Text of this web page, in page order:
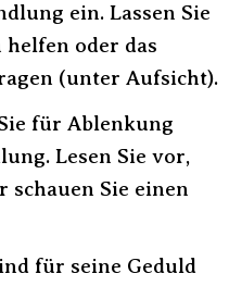
ein. Lassen Sie
helfen oder das
(unter Aufsicht).
für Ablenkung
Lesen Sie vor,
schauen Sie einen
für seine Geduld